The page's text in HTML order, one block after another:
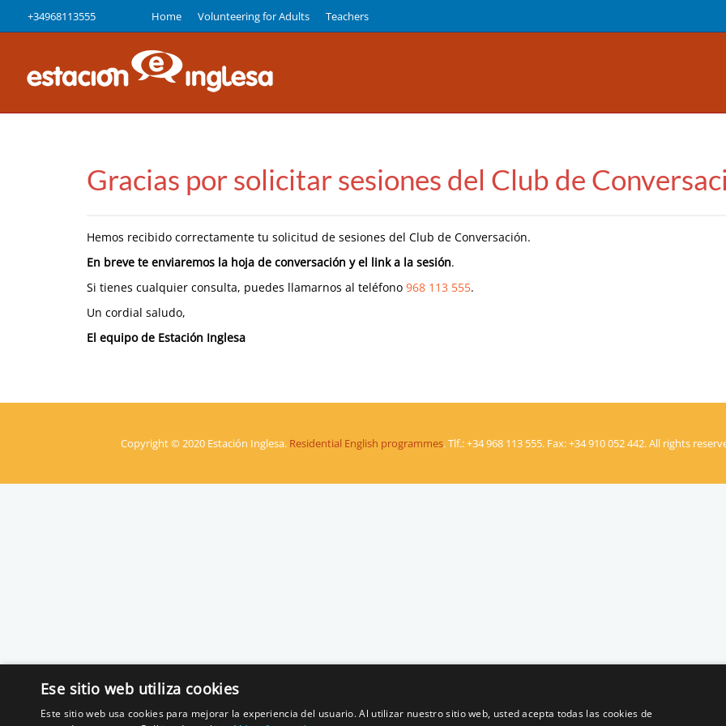
+34968113555 Home Volunteering for Adults Teachers
Gracias por solicitar sesiones del Club de
Hemos recibido correctamente tu solicitud de sesiones del Club de Conversación.
En breve te enviaremos la hoja de conversación y el link a la sesión.
Si tienes cualquier consulta, puedes llamarnos al teléfono 968 113 555.
Un cordial saludo,
El equipo de Estación Inglesa
Copyright © 2020 Estación Inglesa. Residential English programmes. Tlf.: +34 968 113 555. Fax: +34 910 052 442. All rights
Ese sitio web utiliza cookies
Este sitio web usa cookies para mejorar la experiencia del usuario. Al utilizar nuestro sitio web, usted acepta todas las cookies de